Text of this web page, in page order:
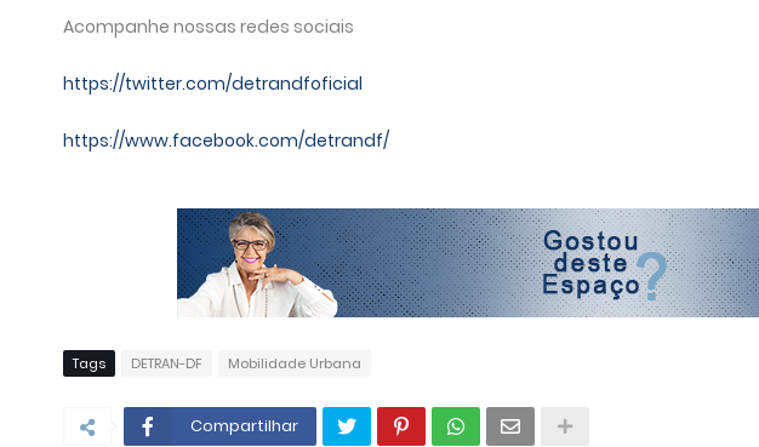
Acompanhe nossas redes sociais
https://twitter.com/detrandfoficial
https://www.facebook.com/detrandf/
Tags DETRAN-DF Mobilidade Urbana
Compartilhar